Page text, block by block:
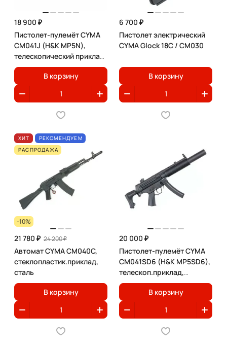
18 900 ₽
Пистолет-пулемёт CYMA
CM041J (H&K MP5N),
телескопический приклад,
металл
В корзину
6 700 ₽
Пистолет электрический
CYMA Glock 18C / CM030
В корзину
ХИТ
РЕКОМЕНДУЕМ
РАСПРОДАЖА
-10%
21 780 ₽ 24 200 ₽
Автомат CYMA CM040C,
стеклопластик.приклад,
сталь
В корзину
20 000 ₽
Пистолет-пулемёт CYMA
CM041SD6 (H&K MP5SD6),
телескоп.приклад,
глушитель, металл
В корзину